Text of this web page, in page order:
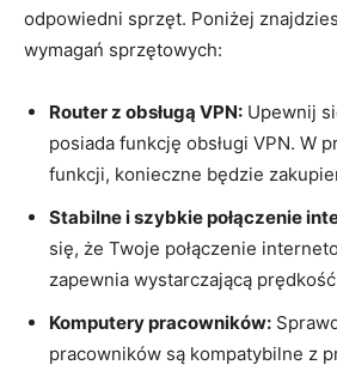
odpowiedni sprzęt. Poniżej
wymagań sprzętowych:
Router z obsługą VPN: Upewnij
posiada funkcję obsługi VPN. ​W
funkcji, konieczne⁢ będzie
Stabilne i⁤ szybkie połączenie
się, ⁤że Twoje połączenie
zapewnia ⁢wystarczającą
Komputery pracowników:
pracowników są kompatybilne z